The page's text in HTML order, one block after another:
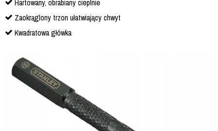
Hartowany, obrabiany cieplnie
Zaokrąglony trzon ułatwiający chwyt
Kwadratowa główka